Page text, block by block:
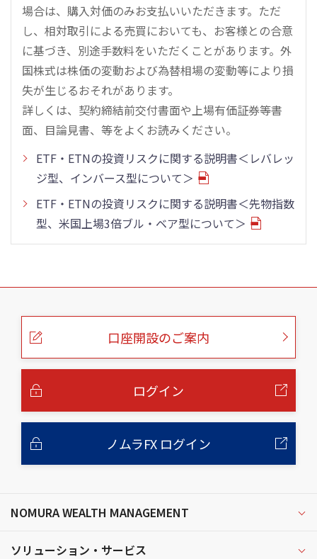
場合は、購入対価のみお支払いいただきます。ただ
し、相対取引による売買においても、お客様との合意
に基づき、別途手数料をいただくことがあります。外
国株式は株価の変動および為替相場の変動等により損
失が生じるおそれがあります。
詳しくは、契約締結前交付書面や上場有価証券等書
面、目論見書、等をよくお読みください。
ETF・ETNの投資リスクに関する説明書＜レバレッ
ジ型、インバース型について＞
ETF・ETNの投資リスクに関する説明書＜先物指数
型、米国上場3倍ブル・ベア型について＞
こ
口座開設のご案内
ログイン
ノムラFX ログイン
NOMURA WEALTH MANAGEMENT
ソリューション・サービス